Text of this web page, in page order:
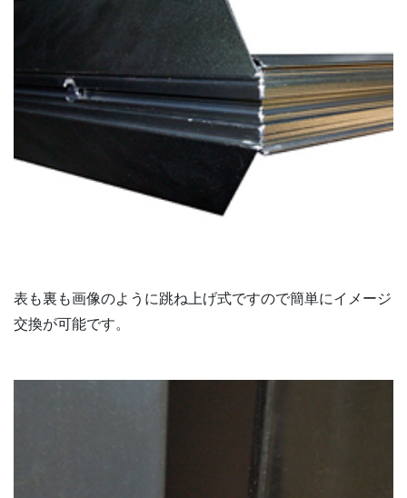
表も裏も画像のように跳ね上げ式ですので簡単にイメージ
交換が可能です。